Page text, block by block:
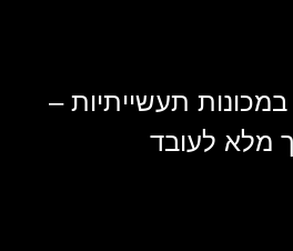
תעשייתיות –
מלא לעובד